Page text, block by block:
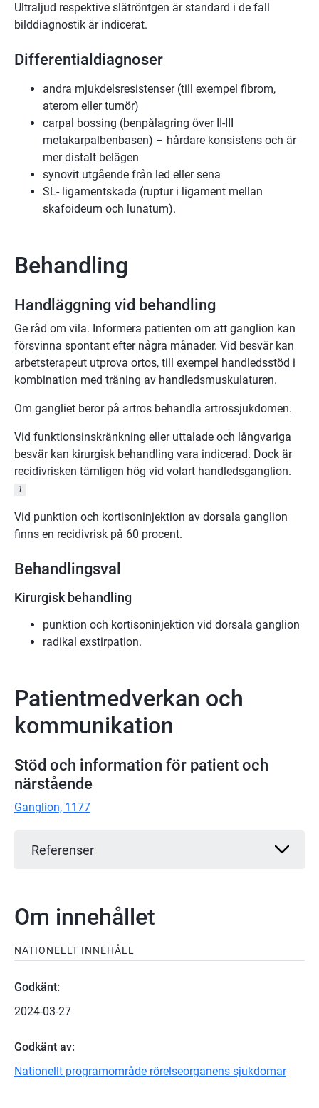
Ultraljud respektive slätröntgen är standard i de fall
bilddiagnostik är indicerat.
Differentialdiagnoser
andra mjukdelsresistenser (till exempel fibrom,
aterom eller tumör)
carpal bossing (benpålagring över II-III
metakarpalbenbasen) – hårdare konsistens och är
mer distalt belägen
synovit utgående från led eller sena
SL- ligamentskada (ruptur i ligament mellan
skafoideum och lunatum).
Behandling
Handläggning vid behandling
Ge råd om vila. Informera patienten om att ganglion kan
försvinna spontant efter några månader. Vid besvär kan
arbetsterapeut utprova ortos, till exempel handledsstöd i
kombination med träning av handledsmuskulaturen.
Om gangliet beror på artros behandla artrossjukdomen.
Vid funktionsinskränkning eller uttalade och långvariga
besvär kan kirurgisk behandling vara indicerad. Dock är
recidivrisken tämligen hög vid volart handledsganglion.
1
Vid punktion och kortisoninjektion av dorsala ganglion
finns en recidivrisk på 60 procent.
Behandlingsval
Kirurgisk behandling
punktion och kortisoninjektion vid dorsala ganglion
radikal exstirpation.
Patientmedverkan och
kommunikation
Stöd och information för patient och
närstående
Ganglion, 1177
Referenser
Om innehållet
NATIONELLT INNEHÅLL
Godkänt:
2024-03-27
Godkänt av:
Nationellt programområde rörelseorganens sjukdomar